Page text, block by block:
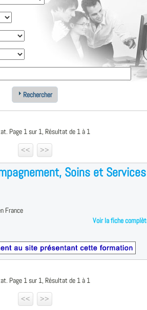
Rechercher
Page 1 sur 1, Résultat de 1 à 1
<<
>>
Soins et Services
France
Voir la fiche
Page 1 sur 1, Résultat de 1 à 1
<<
>>